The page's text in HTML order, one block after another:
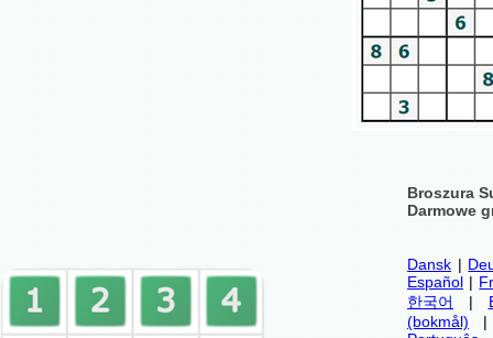
Broszura
Darmowe
Dansk |
Español |
한국어
|
(bokmål)